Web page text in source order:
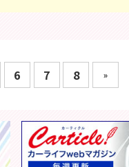
6 7 8 »